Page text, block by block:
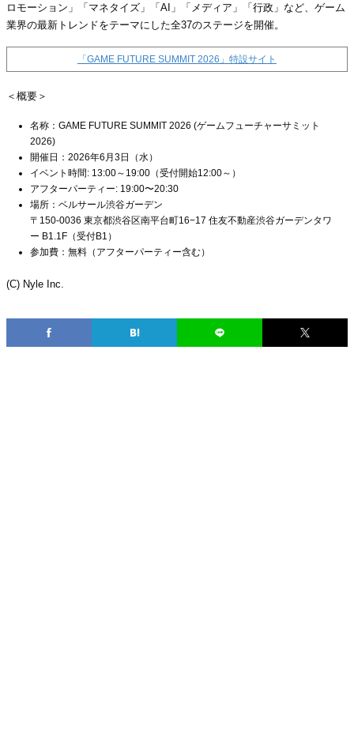
ロモーション」「マネタイズ」「AI」「メディア」「行政」など、ゲーム
業界の最新トレンドをテーマにした全37のステージを開催。
「GAME FUTURE SUMMIT 2026」特設サイト
＜概要＞
名称：GAME FUTURE SUMMIT 2026 (ゲームフューチャーサミット
2026)
開催日：2026年6月3日（水）
イベント時間: 13:00～19:00（受付開始12:00～）
アフターパーティー: 19:00〜20:30
場所：ベルサール渋谷ガーデン
〒150-0036 東京都渋谷区南平台町16−17 住友不動産渋谷ガーデンタワ
ー B1.1F（受付B1）
参加費：無料（アフターパーティー含む）
(C) Nyle Inc.